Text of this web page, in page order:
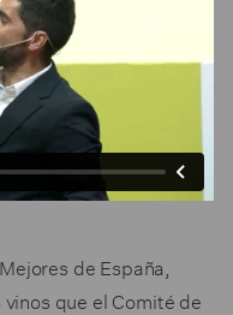
de España,
que el Comité de